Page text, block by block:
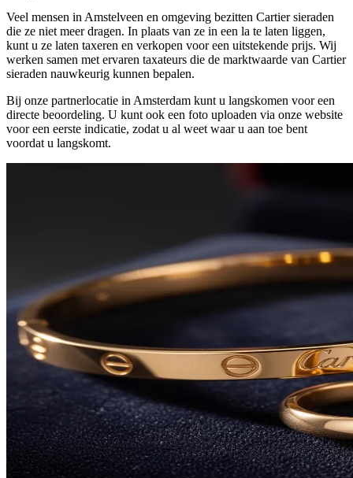
Veel mensen in Amstelveen en omgeving bezitten Cartier sieraden
die ze niet meer dragen. In plaats van ze in een la te laten liggen,
kunt u ze laten taxeren en verkopen voor een uitstekende prijs. Wij
werken samen met ervaren taxateurs die de marktwaarde van Cartier
sieraden nauwkeurig kunnen bepalen.
Bij onze partnerlocatie in Amsterdam kunt u langskomen voor een
directe beoordeling. U kunt ook een foto uploaden via onze website
voor een eerste indicatie, zodat u al weet waar u aan toe bent
voordat u langskomt.